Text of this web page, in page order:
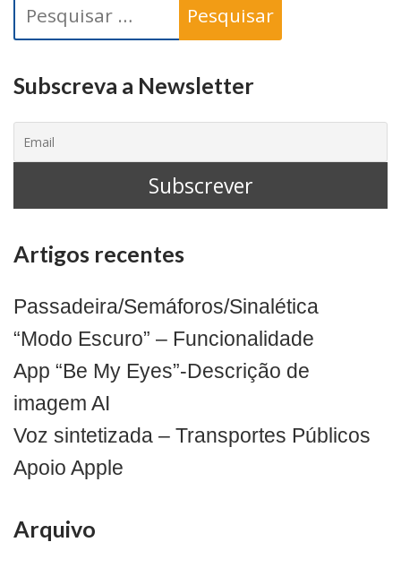
Subscreva a Newsletter
Artigos recentes
Passadeira/Semáforos/Sinalética
“Modo Escuro” – Funcionalidade
App “Be My Eyes”-Descrição de
imagem AI
Voz sintetizada – Transportes Públicos
Apoio Apple
Arquivo